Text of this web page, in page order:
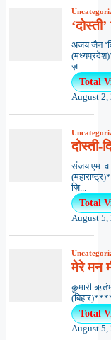
अजय जैन
ज़...
Total
August 2,
दोस्ती-
संजय एम.
ज़ि...
Total
August 5,
मेरे मन
कुमारी
Total
August 5,